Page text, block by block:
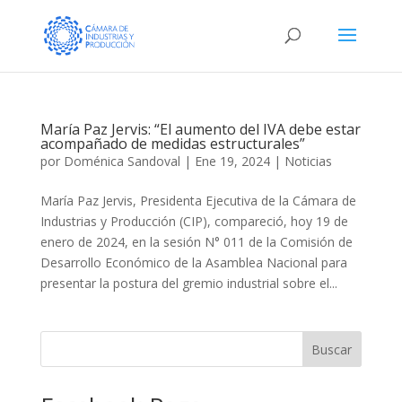
María Paz Jervis: “El aumento del IVA debe estar
acompañado de medidas estructurales”
por Doménica Sandoval | Ene 19, 2024| Noticias
María Paz Jervis, Presidenta Ejecutiva de la Cámara de
Industrias y Producción (CIP), compareció, hoy 19 de
enero de 2024, en la sesión N° 011 de la Comisión de
Desarrollo Económico de la Asamblea Nacional para
presentar la postura del gremio industrial sobre el...